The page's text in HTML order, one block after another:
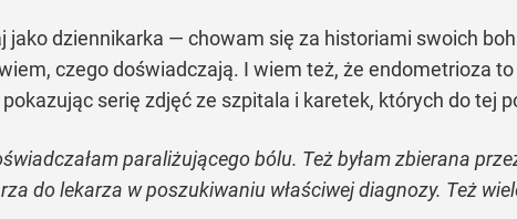
jako dziennikarka — chowam się za historiami swoich
czego doświadczają. I wiem też, że endometrioza
serię zdjęć ze szpitala i karetek, których do tej
paraliżującego bólu. Też byłam zbierana
do lekarza w poszukiwaniu właściwej diagnozy. Też